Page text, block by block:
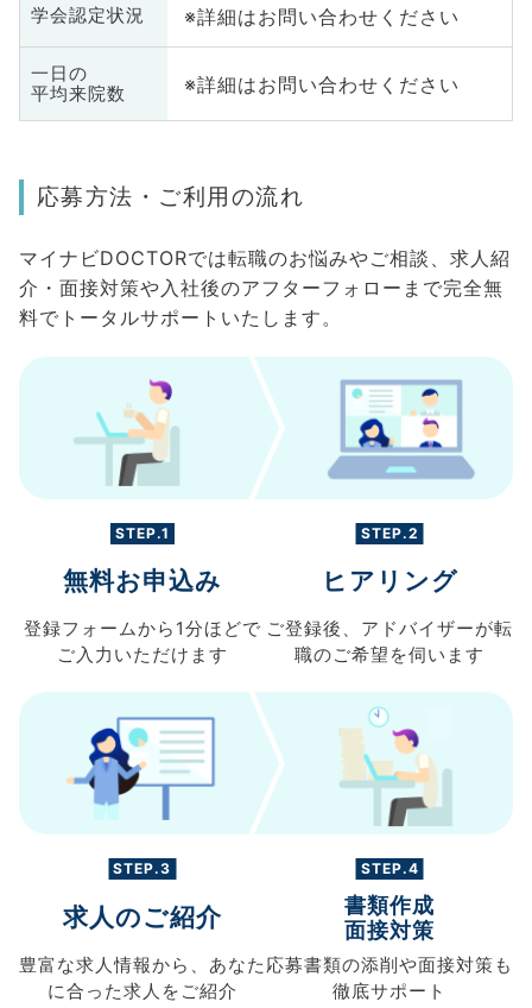
学会認定状況 ※詳細はお問い合わせください
一日の
平均来院数
※詳細はお問い合わせください
応募方法・ご利用の流れ
マイナビDOCTORでは転職のお悩みやご相談、求人紹
介・面接対策や入社後のアフターフォローまで完全無
料でトータルサポートいたします。
STEP.1
無料お申込み
登録フォームから 1分ほどで
ご入力 いただけます
STEP.2
ヒアリング
ご登録後、 アドバイザーが転
職のご希望を伺います
STEP.3
求人のご紹介
豊富な求人情報から、 あなた
に合った求人を ご紹介
STEP.4
書類作成
面接対策
応募書類の添削や面接対策も
徹底サポート